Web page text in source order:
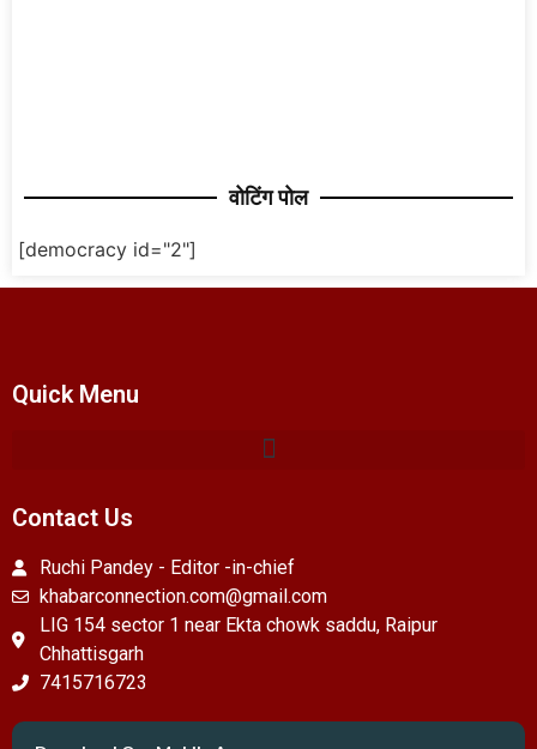
वोटिंग पोल
[democracy id="2"]
Quick Menu
Contact Us
Ruchi Pandey - Editor -in-chief
khabarconnection.com@gmail.com
LIG 154 sector 1 near Ekta chowk saddu, Raipur
Chhattisgarh
7415716723